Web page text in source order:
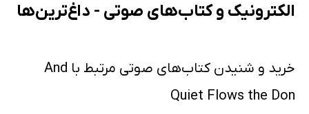
الکترونیک و کتاب‌های صوتی - داغ‌ترین‌ها
خرید و شنیدن کتاب‌های صوتی مرتبط با And
Quiet Flows the Don